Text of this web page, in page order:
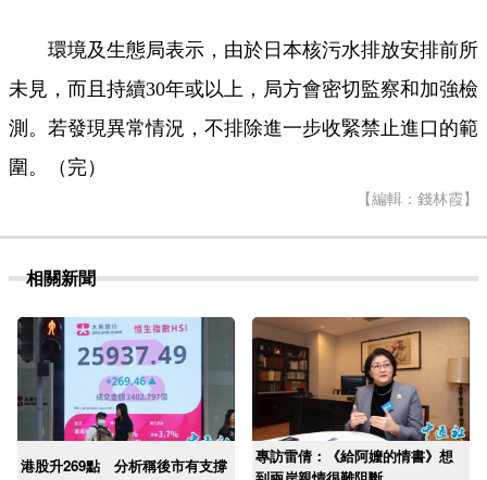
環境及生態局表示，由於日本核污水排放安排前所
未見，而且持續30年或以上，局方會密切監察和加強檢
測。若發現異常情況，不排除進一步收緊禁止進口的範
圍。（完）
【編輯：錢林霞】
相關新聞
港股升269點 分析稱後市有支撐
專訪雷倩：《給阿嬤的情書》想